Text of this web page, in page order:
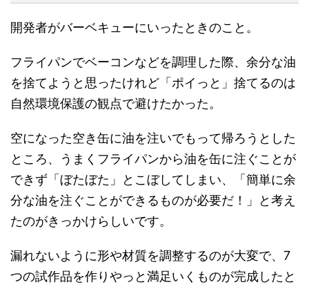
開発者がバーベキューにいったときのこと。
フライパンでベーコンなどを調理した際、余分な油
を捨てようと思ったけれど「ポイっと」捨てるのは
自然環境保護の観点で避けたかった。
空になった空き缶に油を注いでもって帰ろうとした
ところ、うまくフライパンから油を缶に注ぐことが
できず「ぼたぼた」とこぼしてしまい、「簡単に余
分な油を注ぐことができるものが必要だ！」と考え
たのがきっかけらしいです。
漏れないように形や材質を調整するのが大変で、7
つの試作品を作りやっと満足いくものが完成したと